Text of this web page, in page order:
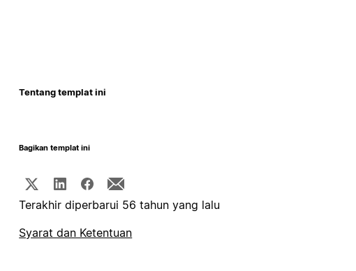
Tentang templat ini
Bagikan templat ini
Terakhir diperbarui 56 tahun yang lalu
Syarat dan Ketentuan